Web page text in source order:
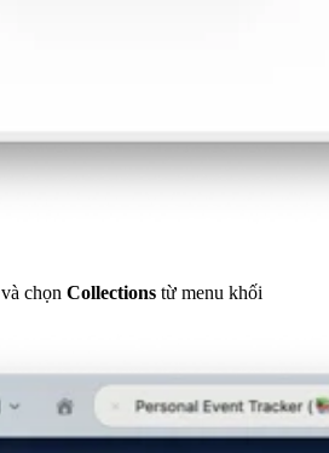
và chọn Collections từ menu khối